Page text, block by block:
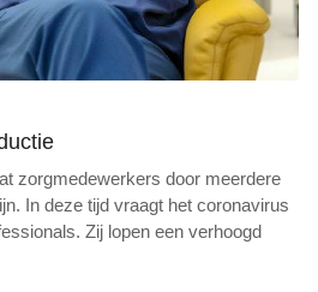
zorgmedewerkers door meerdere
In deze tijd vraagt het coronavirus
Zij lopen een verhoogd